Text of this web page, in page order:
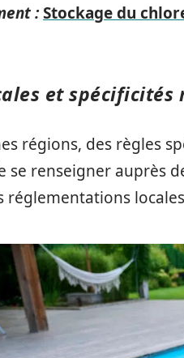
:Stockage du
et spécificités
régions, des règles
se renseigner auprès
réglementations